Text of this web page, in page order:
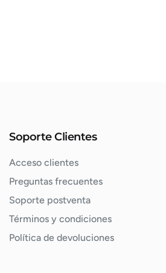
Soporte Clientes
Acceso clientes
Preguntas frecuentes
Soporte postventa
Términos y condiciones
Política de devoluciones